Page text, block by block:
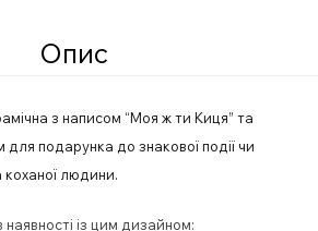
Опис
з написом “Моя ж ти Киця” та
для подарунка до знакової події чи
коханої людини.
наявності із цим дизайном: